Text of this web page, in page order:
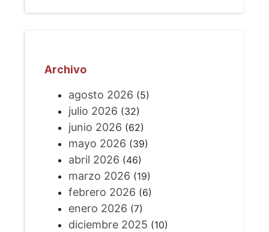
Archivo
agosto 2026 (5)
julio 2026 (32)
junio 2026 (62)
mayo 2026 (39)
abril 2026 (46)
marzo 2026 (19)
febrero 2026 (6)
enero 2026 (7)
diciembre 2025 (10)